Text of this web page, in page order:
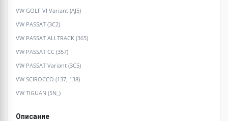
VW GOLF VI Variant (AJ5)
VW PASSAT (3C2)
VW PASSAT ALLTRACK (365)
VW PASSAT CC (357)
VW PASSAT Variant (3C5)
VW SCIROCCO (137, 138)
VW TIGUAN (5N_)
Описание